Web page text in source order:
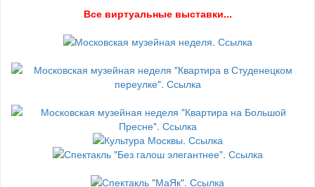
Все виртуальные выставки...